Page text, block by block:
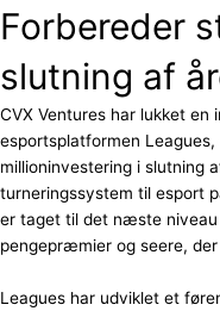
Forbereder
slutning af
CVX Ventures har lukket en
esportsplatformen
millioninvestering i slutning
turneringssystem til esport
er taget til det næste niveau
pengepræmier og seere,
Leagues har udviklet et